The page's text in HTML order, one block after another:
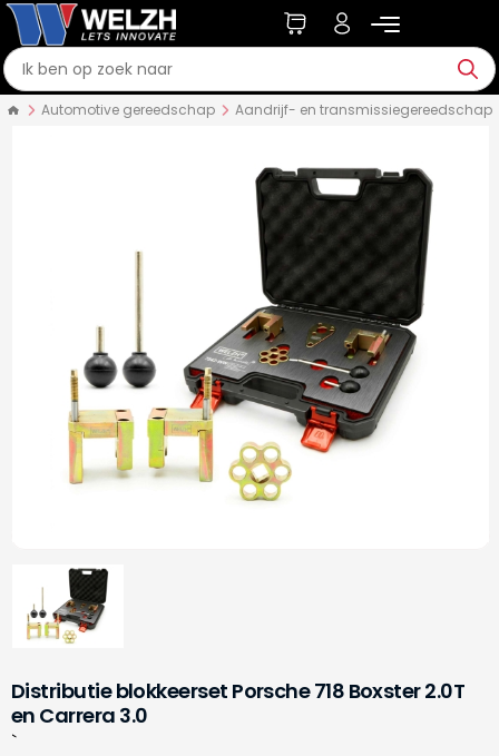
Automotive gereedschap Aandrijf- en transmissiegereedschap
Distributie blokkeerset Porsche 718 Boxster 2.0T
en Carrera 3.0
`